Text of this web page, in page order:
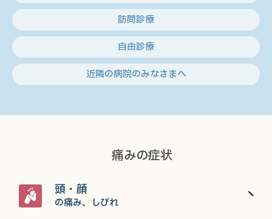
訪問診療
自由診療
近隣の病院のみなさまへ
痛みの症状
頭・顔
の痛み、しびれ